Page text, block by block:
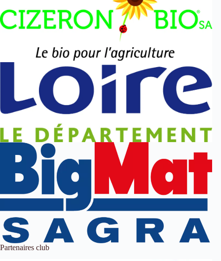
Partenaires club